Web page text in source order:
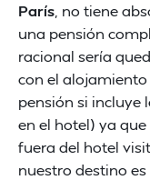
París , no tiene
una pensión
racional sería
con el
pensión si incluye
en el hotel) ya
fuera del hotel
nuestro destino